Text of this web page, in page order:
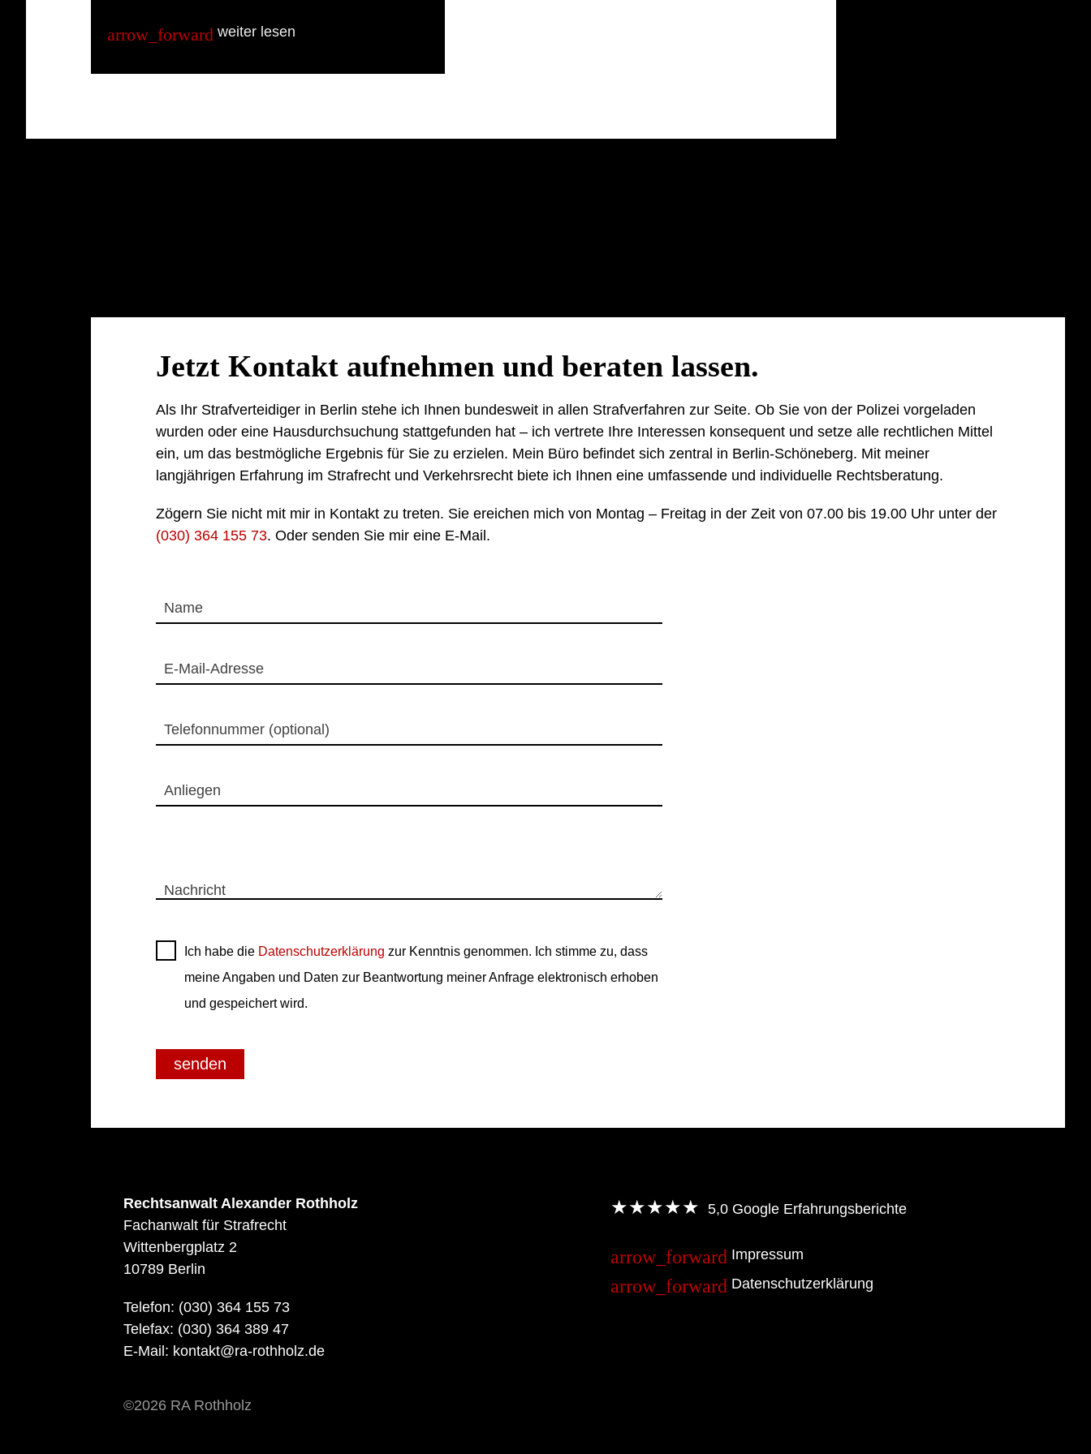
weiter lesen
Jetzt Kontakt aufnehmen und beraten lassen.
Als Ihr Strafverteidiger in Berlin stehe ich Ihnen bundesweit in allen Strafverfahren zur Seite. Ob Sie von der Polizei vorgeladen
wurden oder eine Hausdurchsuchung stattgefunden hat – ich vertrete Ihre Interessen konsequent und setze alle rechtlichen Mittel
ein, um das bestmögliche Ergebnis für Sie zu erzielen. Mein Büro befindet sich zentral in Berlin-Schöneberg. Mit meiner
langjährigen Erfahrung im Strafrecht und Verkehrsrecht biete ich Ihnen eine umfassende und individuelle Rechtsberatung.
Zögern Sie nicht mit mir in Kontakt zu treten. Sie ereichen mich von Montag – Freitag in der Zeit von 07.00 bis 19.00 Uhr unter der
(030) 364 155 73. Oder senden Sie mir eine E-Mail.
Name
E-Mail-Adresse
Telefonnummer (optional)
Anliegen
Nachricht
Ich habe die Datenschutzerklärung zur Kenntnis genommen. Ich stimme zu, dass
meine Angaben und Daten zur Beantwortung meiner Anfrage elektronisch erhoben
und gespeichert wird.
senden
Rechtsanwalt Alexander Rothholz
Fachanwalt für Strafrecht
Wittenbergplatz 2
10789 Berlin
Telefon: (030) 364 155 73
Telefax: (030) 364 389 47
E-Mail: kontakt@ra-rothholz.de
★★★★★ 5,0 Google Erfahrungsberichte
Impressum
Datenschutzerklärung
©2026 RA Rothholz